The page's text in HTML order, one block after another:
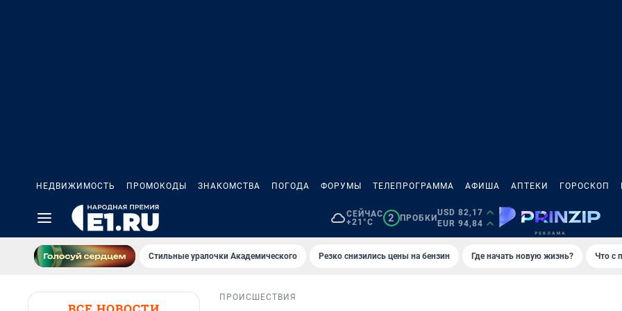
НЕДВИЖИМОСТЬ ПРОМОКОДЫ ЗНАКОМСТВА ПОГОДА ФОРУМЫ ТЕЛЕПРОГРАММА АФИША АПТЕКИ ГОРОСКОП
СЕЙЧАС
+21°C
2 ПРОБКИ
USD 82,17
EUR 94,84
Стильные уралочки Академического Резко снизились цены на бензин Где начать новую жизнь? Что с
ПРОИСШЕСТВИЯ